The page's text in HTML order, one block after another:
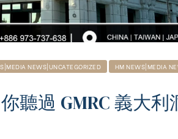
NEWS|UNCATEGORIZED HM NEWS|MEDIA
聽過 GMRC 義大利